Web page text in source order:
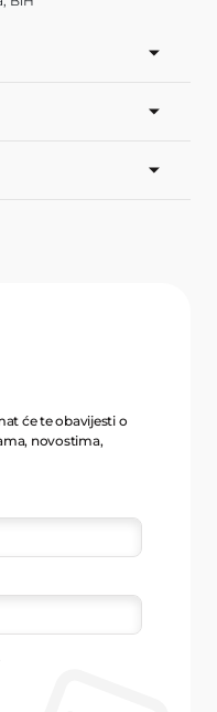
će te obavijesti o
novostima,